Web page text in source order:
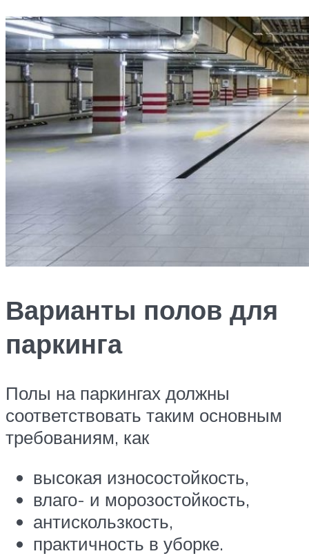
Варианты полов для
паркинга
Полы на паркингах должны
соответствовать таким основным
требованиям, как
высокая износостойкость,
влаго- и морозостойкость,
антискользкость,
практичность в уборке.